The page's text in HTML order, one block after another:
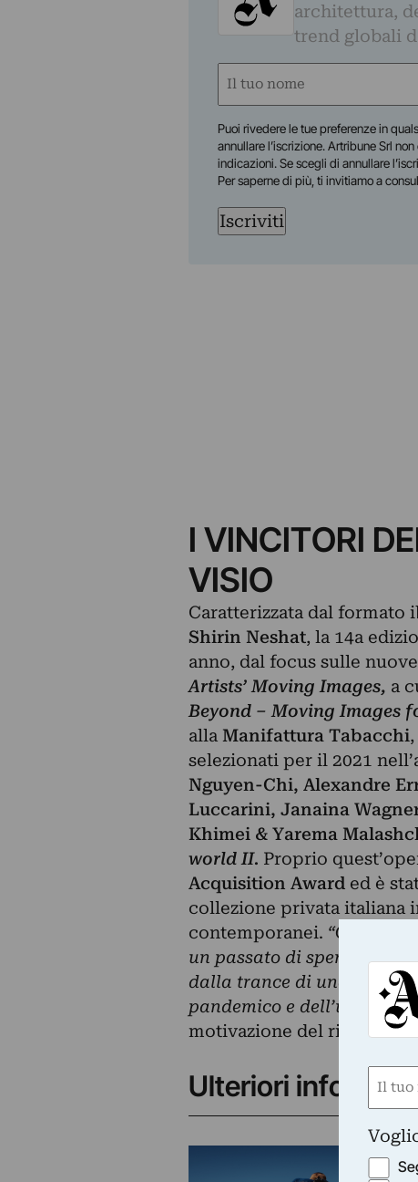
architettura,
trend globali
Nome
Puoi rivedere le tue preferenze in
annullare l’iscrizione. Artribune Srl
indicazioni. Se scegli di annullare
Per saperne di più, ti invitiamo a
Iscriviti
I VINCITORI
VISIO
Caratterizzata dal formato
Shirin Neshat, la 14a
anno, dal focus sulle
Artists’ Moving Images, a
Beyond – Moving Images
alla Manifattura Tabacchi
selezionati per il 2021
Nguyen-Chi, Alexandre
Luccarini, Janaina
Khimei & Yarema
world II. Proprio
Acquisition Awarded è
collezione privata italiana
contemporanei. “Ci ha
un passato di speranze,
dalla trance di una pista
pandemico e dell’uscita
motivazione del
Ulteriori info
Nome